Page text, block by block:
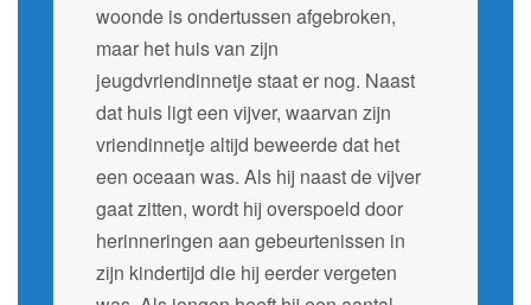
woonde is ondertussen afgebroken,
maar het huis van zijn
jeugdvriendinnetje staat er nog. Naast
dat huis ligt een vijver, waarvan zijn
vriendinnetje altijd beweerde dat het
een oceaan was. Als hij naast de vijver
gaat zitten, wordt hij overspoeld door
herinneringen aan gebeurtenissen in
zijn kindertijd die hij eerder vergeten